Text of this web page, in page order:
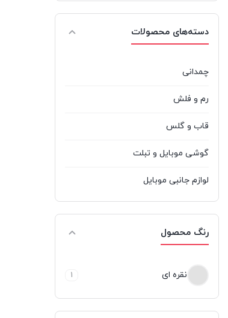
نوکیا %d9%86%d9%88%da%a9%db%8c%d8%a7
دسته‌های محصولات
چمدانی
رم و فلش
قاب و گلس
گوشی موبایل و تبلت
لوازم جانبی موبایل
رنگ محصول
نقره ای 1